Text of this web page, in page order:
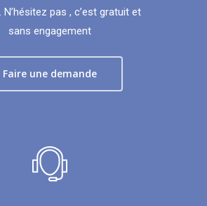
pas , c’est gratuit et
sans engagement
Faire une demande